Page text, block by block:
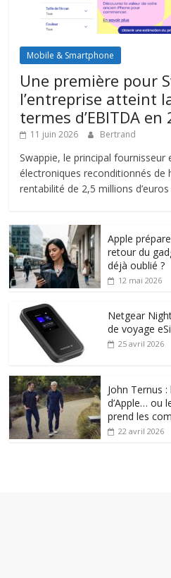
Mobile & Smartphone
Une première pour
l’entreprise atteint
termes d’EBITDA en
11 juin 2026 Bertrand
Swappie, le principal fournisseur
électroniques reconditionnés de
rentabilité de 2,5 millions
Apple
retour du
déjà oublié ?
12 mai 2026
Netgear
de voyage
25 avril 2026
John Ternus
d’Apple… ou
prend les
22 avril 2026